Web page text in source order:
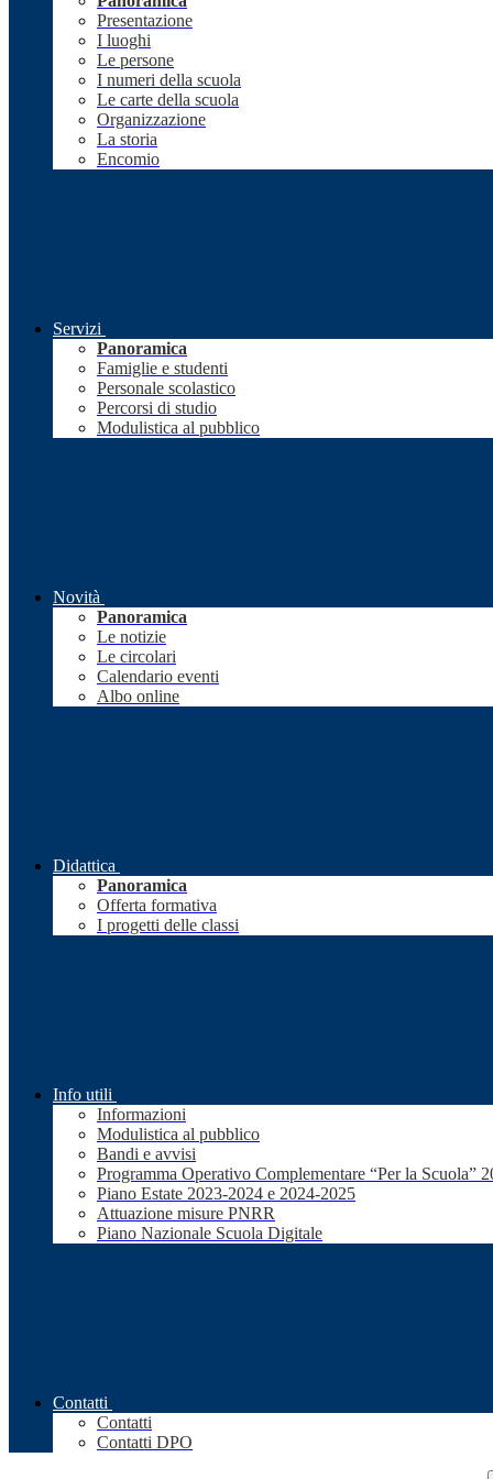
Presentazione
I luoghi
Le persone
I numeri della scuola
Le carte della scuola
Organizzazione
La storia
Encomio
Servizi
Panoramica
Famiglie e studenti
Personale scolastico
Percorsi di studio
Modulistica al pubblico
Novità
Panoramica
Le notizie
Le circolari
Calendario eventi
Albo online
Didattica
Panoramica
Offerta formativa
I progetti delle classi
Info utili
Informazioni
Modulistica al pubblico
Bandi e avvisi
Programma Operativo Complementare “Per la Scuola”
Piano Estate 2023-2024 e 2024-2025
Attuazione misure PNRR
Piano Nazionale Scuola Digitale
Contatti
Contatti
Contatti DPO